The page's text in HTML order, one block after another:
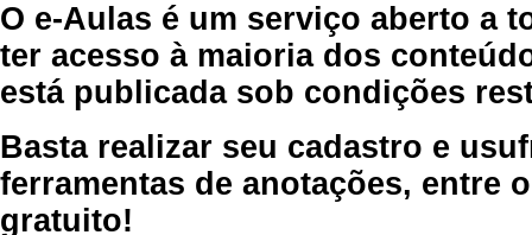
O e-Aulas é um serviço aberto a
ter acesso à maioria dos
está publicada sob condições
Basta realizar seu cadastro e
ferramentas de anotações, entre
gratuito!